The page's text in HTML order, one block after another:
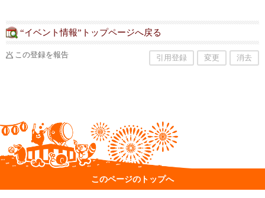
“イベント情報”トップページへ戻る
この登録を報告 引用登録 変更 消去
このページのトップへ